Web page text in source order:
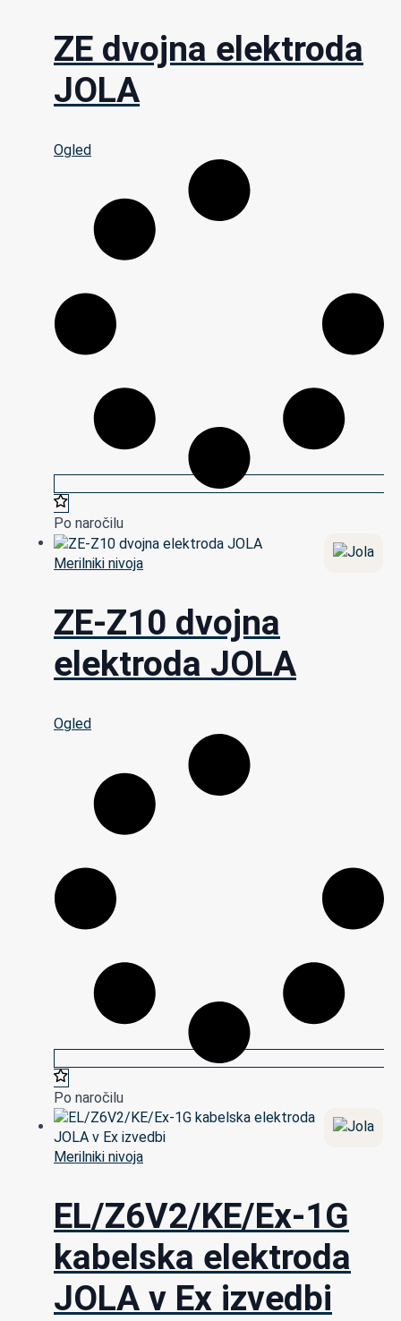
ZE dvojna elektroda
JOLA
Ogled
Po naročilu
Merilniki nivoja
ZE-Z10 dvojna
elektroda JOLA
Ogled
Po naročilu
Merilniki nivoja
EL/Z6V2/KE/Ex-1G
kabelska elektroda
JOLA v Ex izvedbi